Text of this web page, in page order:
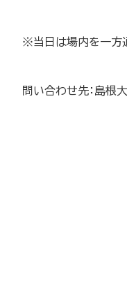
※当日は場内を一方
問い合わせ先：島根
Ｅメ
ホーム